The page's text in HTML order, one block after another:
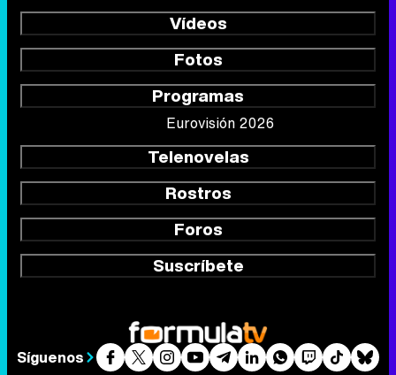
Vídeos
Fotos
Programas
Eurovisión 2026
Telenovelas
Rostros
Foros
Suscríbete
Síguenos